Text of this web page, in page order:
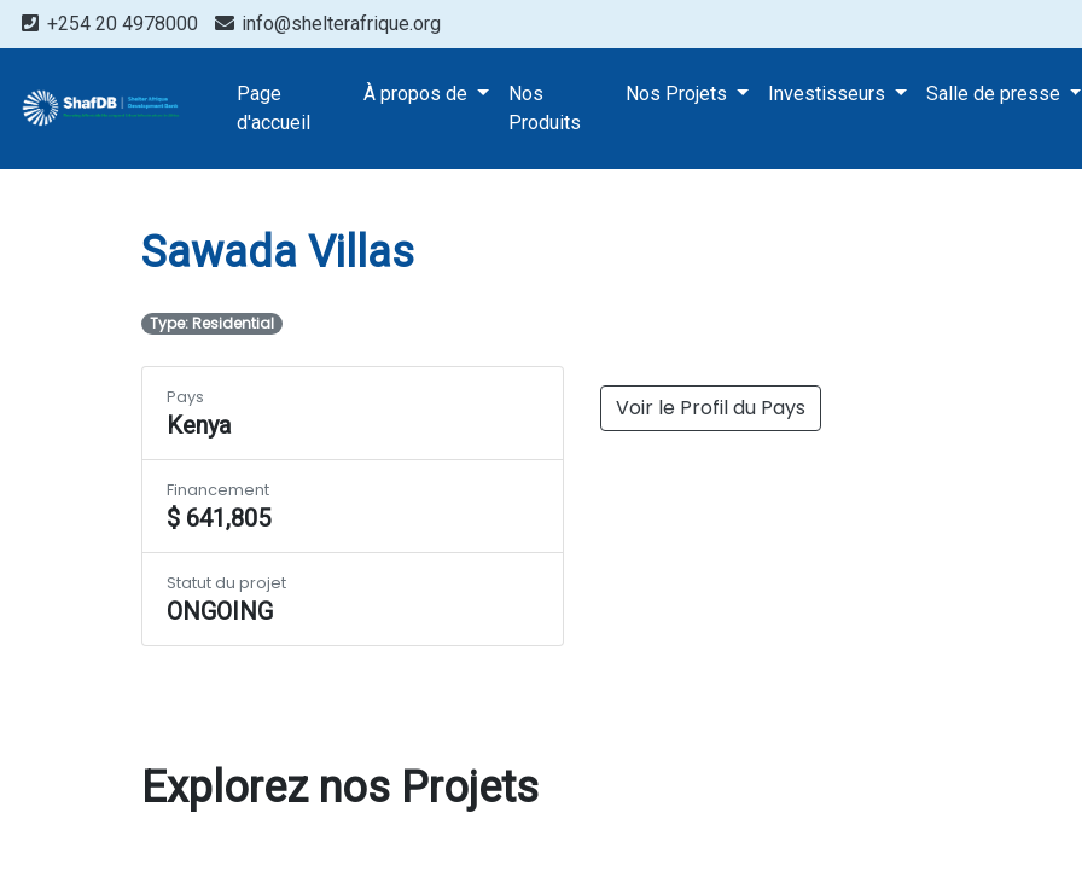
+254 20 4978000 info@shelterafrique.org
Page
d'accueil
À propos de
Nos
Produits
Nos Projets Investisseurs Salle de presse
Projects
Sawada Villas
Sawada Villas
Type: Residential
Voir le Profil du Pays
Pays
Kenya
Financement
$ 641,805
Statut du projet
ONGOING
Explorez nos Projets